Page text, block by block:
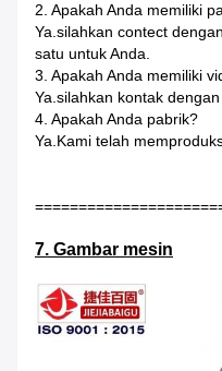
2. Apakah Anda memiliki
Ya.silahkan contect
satu untuk Anda.
3. Apakah Anda memiliki
Ya.silahkan kontak
4. Apakah Anda pabrik?
Ya.Kami telah
7. Gambar mesin